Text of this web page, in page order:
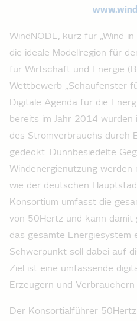
WindNODE, kurz für „Wind
die ideale Modellregion für
für Wirtschaft und Energie
Wettbewerb „Schaufenster
Digitale Agenda für die
bereits im Jahr 2014
des Stromverbrauchs durch
gedeckt. Dünnbesiedelte
Windenergienutzung
wie der deutschen
Konsortium umfasst die
von 50Hertz und kann damit
das gesamte Energiesystem
Schwerpunkt soll dabei auf
Ziel ist eine umfassende
Erzeugern und
Der Konsortialführer